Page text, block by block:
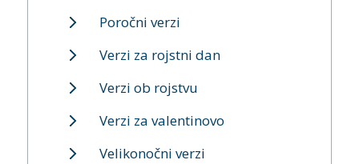
Poročni verzi
Verzi za rojstni dan
Verzi ob rojstvu
Verzi za valentinovo
Velikonočni verzi